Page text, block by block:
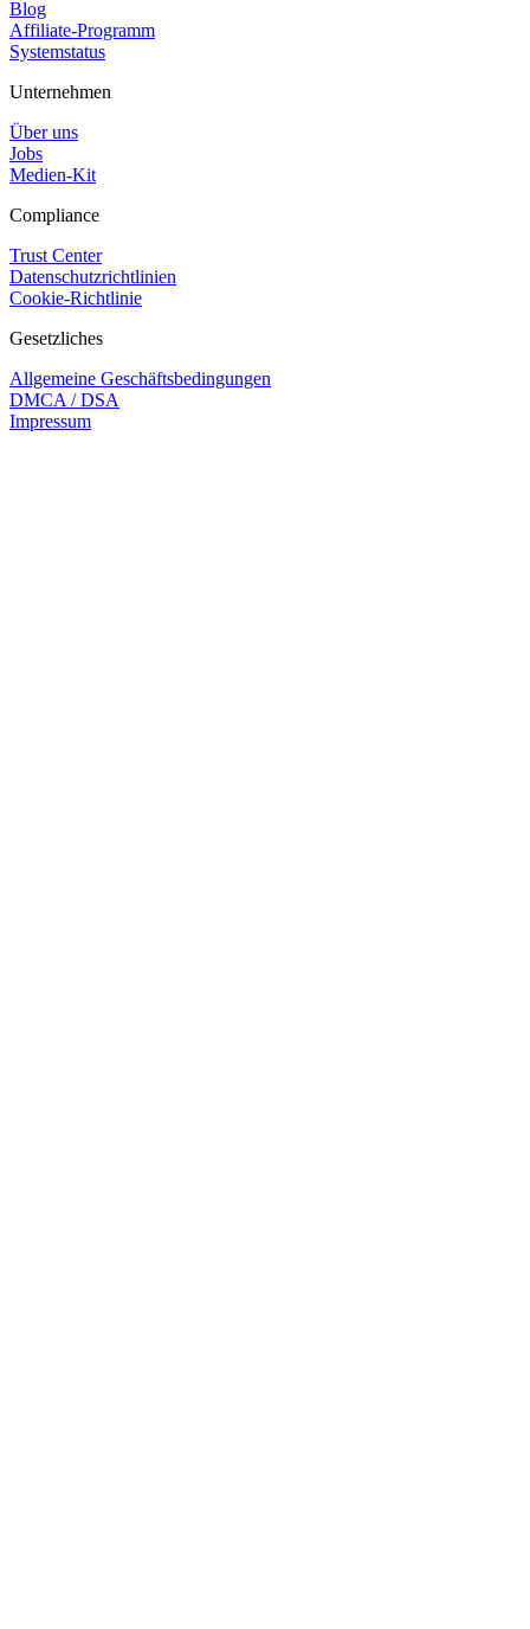
Blog
Affiliate-Programm
Systemstatus
Unternehmen
Über uns
Jobs
Medien-Kit
Compliance
Trust Center
Datenschutzrichtlinien
Cookie-Richtlinie
Gesetzliches
Allgemeine Geschäftsbedingungen
DMCA / DSA
Impressum